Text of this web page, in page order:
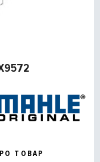
ТОВАР